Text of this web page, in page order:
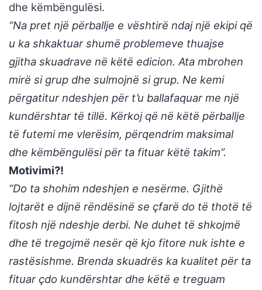
dhe këmbëngulësi.
“Na pret një përballje e vështirë ndaj një ekipi që
u ka shkaktuar shumë problemeve thuajse
gjitha skuadrave në këtë edicion. Ata mbrohen
mirë si grup dhe sulmojnë si grup. Ne kemi
përgatitur ndeshjen për t’u ballafaquar me një
kundërshtar të tillë. Kërkoj që në këtë përballje
të futemi me vlerësim, përqendrim maksimal
dhe këmbëngulësi për ta fituar këtë takim”.
Motivimi?!
“Do ta shohim ndeshjen e nesërme. Gjithë
lojtarët e dijnë rëndësinë se çfarë do të thotë të
fitosh një ndeshje derbi. Ne duhet të shkojmë
dhe të tregojmë nesër që kjo fitore nuk ishte e
rastësishme. Brenda skuadrës ka kualitet për ta
fituar çdo kundërshtar dhe këtë e treguam